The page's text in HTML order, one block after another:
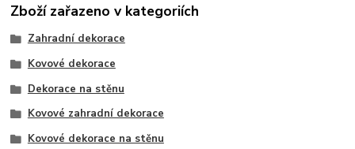
Zboží zařazeno v kategoriích
Zahradní dekorace
Kovové dekorace
Dekorace na stěnu
Kovové zahradní dekorace
Kovové dekorace na stěnu